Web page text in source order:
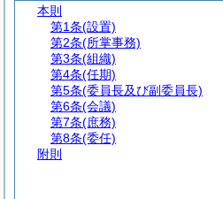
本則
第1条(設置)
第2条(所掌事務)
第3条(組織)
第4条(任期)
第5条(委員長及び副委員長)
第6条(会議)
第7条(庶務)
第8条(委任)
附則